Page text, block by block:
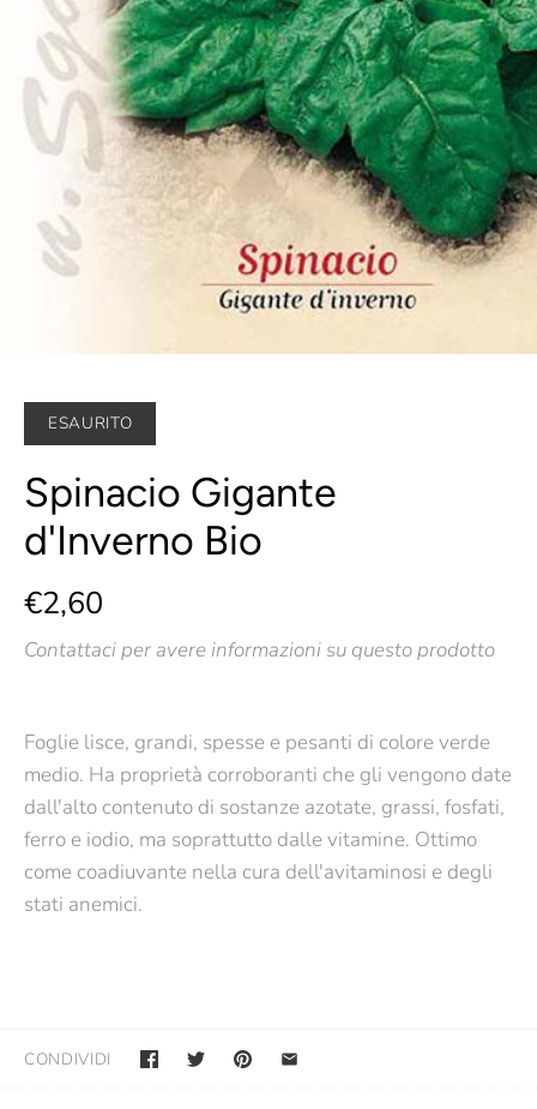
ESAURITO
Spinacio Gigante
d'Inverno Bio
€2,60
Contattaci per avere informazioni su questo prodotto
Foglie lisce, grandi, spesse e pesanti di colore verde
medio. Ha proprietà corroboranti che gli vengono date
dall'alto contenuto di sostanze azotate, grassi, fosfati,
ferro e iodio, ma soprattutto dalle vitamine. Ottimo
come coadiuvante nella cura dell'avitaminosi e degli
stati anemici.
CONDIVIDI